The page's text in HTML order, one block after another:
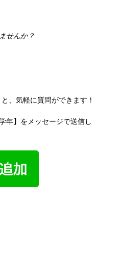
せんか？
、気軽に質問ができます！
年】をメッセージで送信し